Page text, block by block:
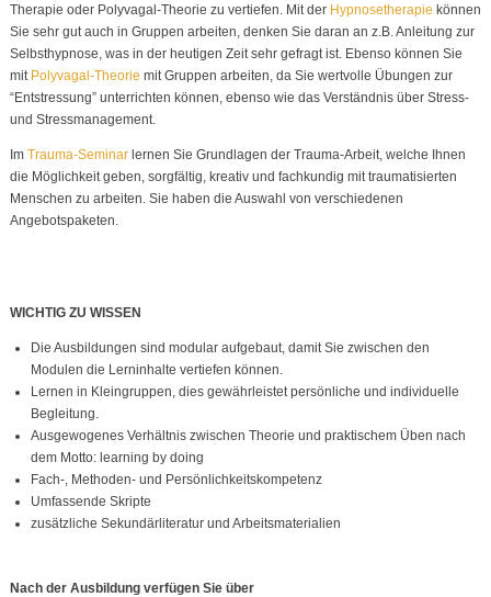
Therapie oder Polyvagal-Theorie zu vertiefen. Mit der Hypnosetherapie können
Sie sehr gut auch in Gruppen arbeiten, denken Sie daran an z.B. Anleitung zur
Selbsthypnose, was in der heutigen Zeit sehr gefragt ist. Ebenso können Sie
mit Polyvagal-Theorie mit Gruppen arbeiten, da Sie wertvolle Übungen zur
“Entstressung” unterrichten können, ebenso wie das Verständnis über Stress-
und Stressmanagement.
Im Trauma-Seminarlernen Sie Grundlagen der Trauma-Arbeit, welche Ihnen
die Möglichkeit geben, sorgfältig, kreativ und fachkundig mit traumatisierten
Menschen zu arbeiten. Sie haben die Auswahl von verschiedenen
Angebotspaketen.
WICHTIG ZU WISSEN
Die Ausbildungen sind modular aufgebaut, damit Sie zwischen den
Modulen die Lerninhalte vertiefen können.
Lernen in Kleingruppen, dies gewährleistet persönliche und individuelle
Begleitung.
Ausgewogenes Verhältnis zwischen Theorie und praktischem Üben nach
dem Motto: learning by doing
Fach-, Methoden- und Persönlichkeitskompetenz
Umfassende Skripte
zusätzliche Sekundärliteratur und Arbeitsmaterialien
Nach der Ausbildung verfügen Sie über